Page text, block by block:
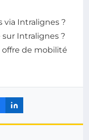
via Intralignes ?
Intralignes ?
de mobilité